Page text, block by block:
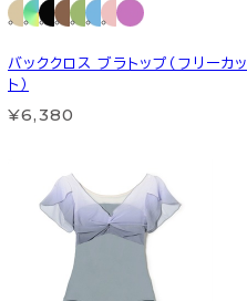
バッククロス ブラトップ（フリーカッ
ト）
¥6,380